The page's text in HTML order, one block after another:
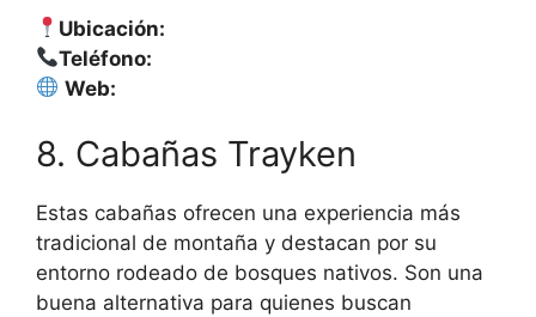
Ubicación:
Teléfono:
Web:
8. Cabañas Trayken
Estas cabañas ofrecen una experiencia más
tradicional de montaña y destacan por su
entorno rodeado de bosques nativos. Son una
buena alternativa para quienes buscan